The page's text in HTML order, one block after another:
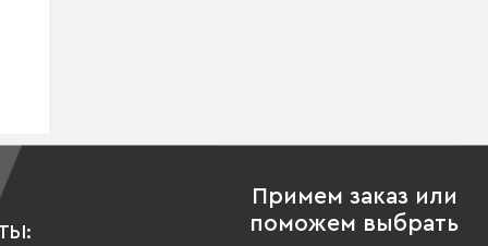
Примем заказ или
поможем выбрать